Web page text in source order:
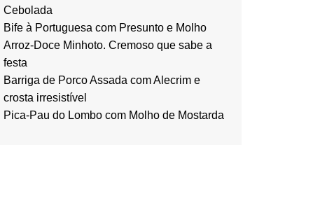
Cebolada
Bife à Portuguesa com Presunto e Molho
Arroz-Doce Minhoto. Cremoso que sabe a
festa
Barriga de Porco Assada com Alecrim e
crosta irresistível
Pica-Pau do Lombo com Molho de Mostarda